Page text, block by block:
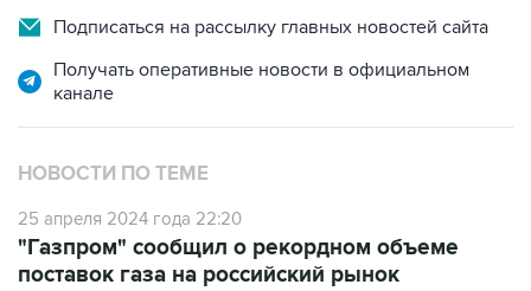
Получать оперативные новости в официальном
НОВОСТИ ПО ТЕМЕ
25 апреля 2024 года 22:20
поставок газа на российский рынок